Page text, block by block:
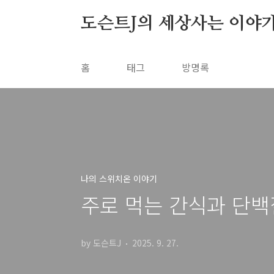
도슨트J의 세상사는 이야기
홈 태그 방명록
나의 스위치온 이야기
주로 먹는 간식과 단
by 도슨트J 2025. 9. 27.